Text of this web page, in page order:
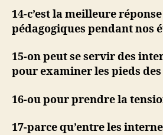
14-c’est la meilleure
pédagogiques pendant nos
15-on peut se servir des
pour examiner les pieds
16-ou pour prendre la
17-parce qu’entre les